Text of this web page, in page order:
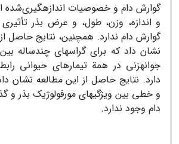
گوارش دام و خصوصیات اندازه‏گیری‌شده
و اندازه، وزن، طول، و عرض بذر تأثیری
گوارش دام ندارد. همچنین، نتایج حاصل
نشان داد که برای گراس‏های چند‏ساله
جوانه‏زنی در همة تیمار‏های حیوانی
دارد. نتایج حاصل از این مطالعه نشان
و خطی بین ویژگی‏های مورفولوژیک بذر و
دام وجود ندارد.